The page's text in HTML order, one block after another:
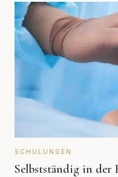
SCHULUNGEN
Selbstständig in der